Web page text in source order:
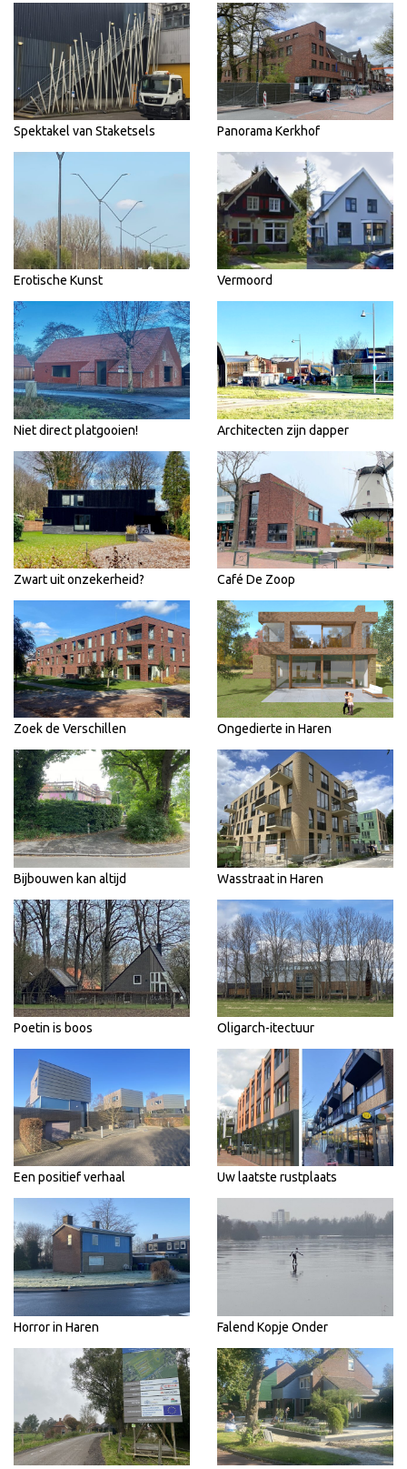
Spektakel van Staketsels Panorama Kerkhof
Erotische Kunst Vermoord
Niet direct platgooien! Architecten zijn dapper
Zwart uit onzekerheid? Café De Zoop
Zoek de Verschillen Ongedierte in Haren
Bijbouwen kan altijd Wasstraat in Haren
Poetin is boos Oligarch-itectuur
Een positief verhaal Uw laatste rustplaats
Horror in Haren Falend Kopje Onder